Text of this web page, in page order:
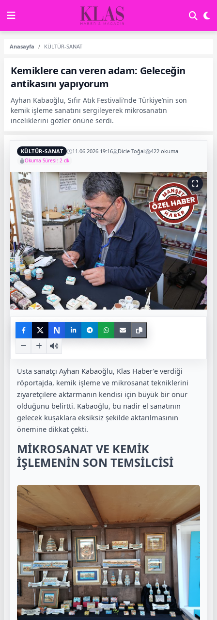
Anasayfa KÜLTÜR-SANAT
Kemiklere can veren adam: Geleceğin
antikasını yapıyorum
Ayhan Kabaoğlu, Sıfır Atık Festivali’nde Türkiye’nin son
kemik işleme sanatını sergileyerek mikrosanatın
inceliklerini gözler önüne serdi.
KÜLTÜR-SANAT 11.06.2026 19:16 Dicle Toğal 422 okuma
Okuma Süresi: 2 dk
N
Usta sanatçı Ayhan Kabaoğlu, Klas Haber’e verdiği
röportajda, kemik işleme ve mikrosanat tekniklerini
ziyaretçilere aktarmanın kendisi için büyük bir onur
olduğunu belirtti. Kabaoğlu, bu nadir el sanatının
gelecek kuşaklara eksiksiz şekilde aktarılmasının
önemine dikkat çekti.
MİKROSANAT VE KEMİK
İŞLEMENİN SON TEMSİLCİSİ